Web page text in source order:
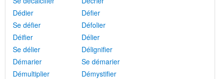
Dédier
Défier
Se défier
Défolier
Déifier
Délier
Se délier
Délignifier
Démarier
Se démarier
Démultiplier
Démystifier